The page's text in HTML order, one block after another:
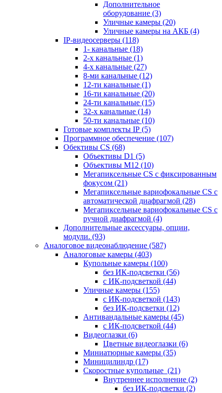
Дополнительное
оборудование (3)
Уличные камеры (20)
Уличные камеры на АКБ (4)
IP-видеосерверы (118)
1- канальные (18)
2-х канальные (1)
4-х канальные (27)
8-ми канальные (12)
12-ти канальные (1)
16-ти канальные (20)
24-ти канальные (15)
32-х канальные (14)
50-ти канальные (10)
Готовые комплекты IP (5)
Программное обеспечение (107)
Обективы CS (68)
Объективы D1 (5)
Объективы M12 (10)
Мегапиксельные CS c фиксированным
фокусом (21)
Мегапиксельные вариофокальные CS c
автоматической диафрагмой (28)
Мегапиксельные вариофокальные CS c
ручной диафрагмой (4)
Дополнительные аксессуары, опции,
модули. (93)
Аналоговое видеонаблюдение (587)
Аналоговые камеры (403)
Купольные камеры (100)
без ИК-подсветки (56)
с ИК-подсветкой (44)
Уличные камеры (155)
с ИК-подсветкой (143)
без ИК-подсветки (12)
Антивандальные камеры (45)
с ИК-подсветкой (44)
Видеоглазки (6)
Цветные видеоглазки (6)
Миниатюрные камеры (35)
Миницилиндр (17)
Скоростные купольные (21)
Внутреннее исполнение (2)
без ИК-подсветки (2)